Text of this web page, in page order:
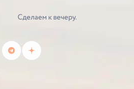
Сделаем к вечеру.